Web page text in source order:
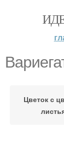
Цветок с